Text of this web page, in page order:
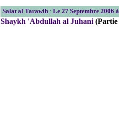
Salat al Tarawih : Le 27 Septembre 2006
Shaykh 'Abdullah al Juhani (Partie